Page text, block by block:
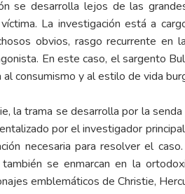
se desarrolla lejos de las
La investigación está a
obvios, rasgo recurrente en
En este caso, el sargento
consumismo y al estilo de vida
la trama se desarrolla por la
por el investigador
necesaria para resolver el
también se enmarcan en la
emblemáticos de Christie,